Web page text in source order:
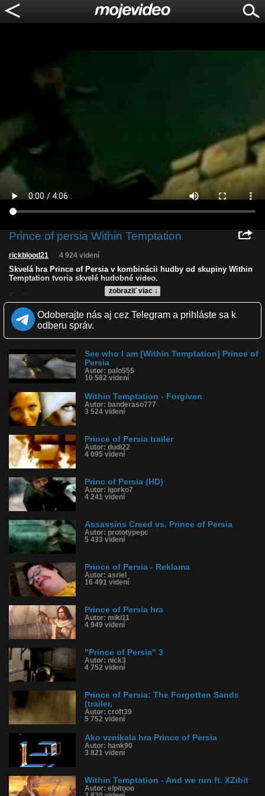
Prince of persia Within Temptation
zobraziť viac ↓
rickblood21 4 924 videní
Skvelá hra Prince of Persia v kombinácii hudby od skupiny Within
Temptation tvoria skvelé hudobné video.
Zverejnené: 9.5.2010 9:50
Páči sa: 78% (9 hlasov)
Obľúbené: 2
Komentárov: 7
Kategória: hudba
Tagy: princ, within temptation
História sledovanosti videa:
Odoberajte nás aj cez Telegram a prihláste sa k
odberu správ.
See who I am [Within Temptation] Prince of
Persia
Autor: palo555
10 582 videní
Within Temptation - Forgiven
Autor: banderaso777
3 524 videní
Prince of Persia trailer
Autor: dudi22
4 095 videní
Princ of Persia (HD)
Autor: igorko7
4 241 videní
Assassins Creed vs. Prince of Persia
Autor: prototypepc
5 433 videní
Prince of Persia - Reklama
Autor: asriel
16 491 videní
Prince of Persia hra
Autor: miki11
4 949 videní
"Prince of Persia" 3
Autor: nick3
4 752 videní
Prince of Persia: The Forgotten Sands
(trailer,
Autor: croft39
5 752 videní
Ako vznikala hra Prince of Persia
Autor: hank90
3 821 videní
Within Temptation - And we run ft. XZibit
Autor: elpitooo